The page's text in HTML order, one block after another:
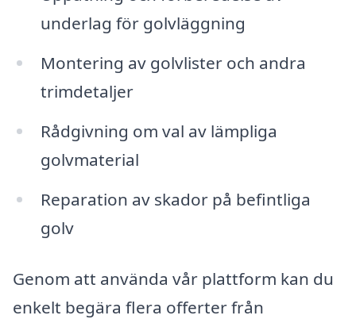
underlag för golvläggning
Montering av golvlister och andra
trimdetaljer
Rådgivning om val av lämpliga
golvmaterial
Reparation av skador på befintliga
golv
Genom att använda vår plattform kan du
enkelt begära flera offerter från